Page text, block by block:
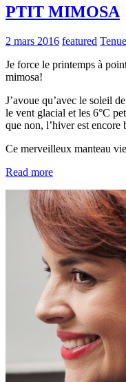
PTIT MIMOSA
2 mars 2016 featured
Je force le printemps à
mimosa!
J’avoue qu’avec le soleil
le vent glacial et les 6°C
que non, l’hiver est encore
Ce merveilleux manteau
Read more